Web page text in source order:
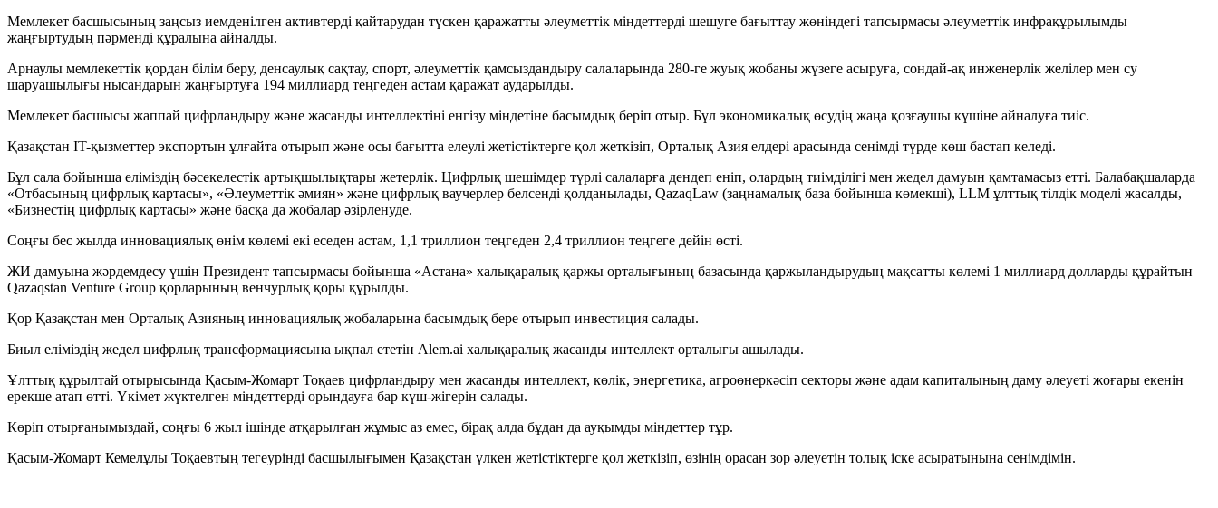
Мемлекет басшысының заңсыз иемденілген активтерді қайтарудан түскен қаражатты әлеуметтік міндеттерді шешуге бағыттау жөніндегі тапсырмасы әлеуметтік инфрақұрылымды
жаңғыртудың пәрменді құралына айналды.
Арнаулы мемлекеттік қордан білім беру, денсаулық сақтау, спорт, әлеуметтік қамсыздандыру салаларында 280-ге жуық жобаны жүзеге асыруға, сондай-ақ инженерлік желілер мен су
шаруашылығы нысандарын жаңғыртуға 194 миллиард теңгеден астам қаражат аударылды.
Мемлекет басшысы жаппай цифрландыру және жасанды интеллектіні енгізу міндетіне басымдық беріп отыр. Бұл экономикалық өсудің жаңа қозғаушы күшіне айналуға тиіс.
Қазақстан IT-қызметтер экспортын ұлғайта отырып және осы бағытта елеулі жетістіктерге қол жеткізіп, Орталық Азия елдері арасында сенімді түрде көш бастап келеді.
Бұл сала бойынша еліміздің бәсекелестік артықшылықтары жетерлік. Цифрлық шешімдер түрлі салаларға дендеп еніп, олардың тиімділігі мен жедел дамуын қамтамасыз етті. Балабақшаларда
«Отбасының цифрлық картасы», «Әлеуметтік әмиян» және цифрлық ваучерлер белсенді қолданылады, QazaqLaw (заңнамалық база бойынша көмекші), LLM ұлттық тілдік моделі жасалды,
«Бизнестің цифрлық картасы» және басқа да жобалар әзірленуде.
Соңғы бес жылда инновациялық өнім көлемі екі еседен астам, 1,1 триллион теңгеден 2,4 триллион теңгеге дейін өсті.
ЖИ дамуына жәрдемдесу үшін Президент тапсырмасы бойынша «Астана» халықаралық қаржы орталығының базасында қаржыландырудың мақсатты көлемі 1 миллиард долларды құрайтын
Qazaqstan Venture Group қорларының венчурлық қоры құрылды.
Қор Қазақстан мен Орталық Азияның инновациялық жобаларына басымдық бере отырып инвестиция салады.
Биыл еліміздің жедел цифрлық трансформациясына ықпал ететін Alem.ai халықаралық жасанды интеллект орталығы ашылады.
Ұлттық құрылтай отырысында Қасым-Жомарт Тоқаев цифрландыру мен жасанды интеллект, көлік, энергетика, агроөнеркәсіп секторы және адам капиталының даму әлеуеті жоғары екенін
ерекше атап өтті. Үкімет жүктелген міндеттерді орындауға бар күш-жігерін салады.
Көріп отырғанымыздай, соңғы 6 жыл ішінде атқарылған жұмыс аз емес, бірақ алда бұдан да ауқымды міндеттер тұр.
Қасым-Жомарт Кемелұлы Тоқаевтың тегеурінді басшылығымен Қазақстан үлкен жетістіктерге қол жеткізіп, өзінің орасан зор әлеуетін толық іске асыратынына сенімдімін.